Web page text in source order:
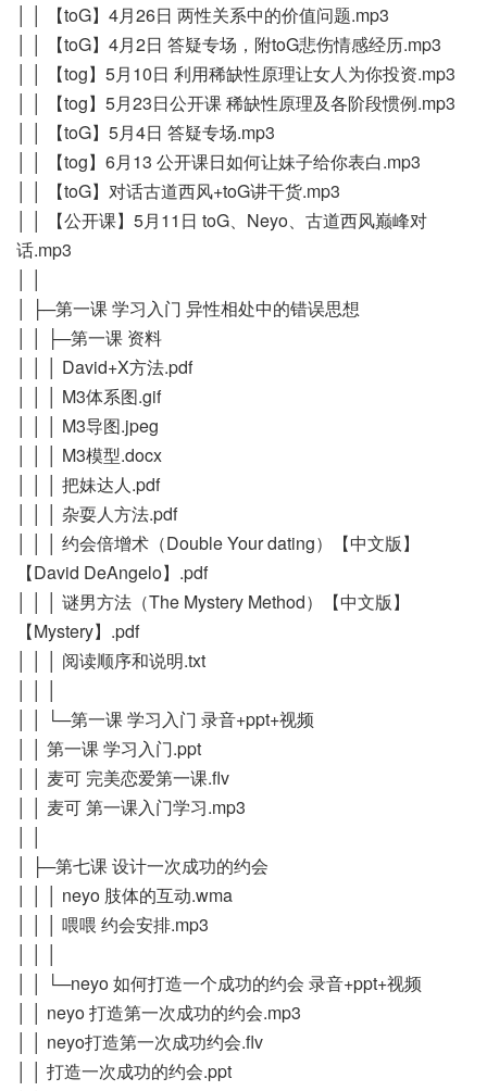
│ │ 【toG】4月26日 两性关系中的价值问题.mp3
│ │ 【toG】4月2日 答疑专场，附toG悲伤情感经历.mp3
│ │ 【tog】5月10日 利用稀缺性原理让女人为你投资.mp3
│ │ 【tog】5月23日公开课 稀缺性原理及各阶段惯例.mp3
│ │ 【toG】5月4日 答疑专场.mp3
│ │ 【tog】6月13 公开课日如何让妹子给你表白.mp3
│ │ 【toG】对话古道西风+toG讲干货.mp3
│ │ 【公开课】5月11日 toG、Neyo、古道西风巅峰对
话.mp3
│ ├─第一课 学习入门 异性相处中的错误思想
│ │ ├─第一课 资料
│ │ │ David+X方法.pdf
│ │ │ M3体系图.gif
│ │ │ M3导图.jpeg
│ │ │ M3模型.docx
│ │ │ 把妹达人.pdf
│ │ │ 杂耍人方法.pdf
│ │ │ 约会倍增术（Double Your dating）【中文版】
【David DeAngelo】.pdf
│ │ │ 谜男方法（The Mystery Method）【中文版】
【Mystery】.pdf
│ │ │ 阅读顺序和说明.txt
│ │ └─第一课 学习入门 录音+ppt+视频
│ │ 第一课 学习入门.ppt
│ │ 麦可 完美恋爱第一课.flv
│ │ 麦可 第一课入门学习.mp3
│ ├─第七课 设计一次成功的约会
│ │ │ neyo 肢体的互动.wma
│ │ │ 喂喂 约会安排.mp3
│ │ └─neyo 如何打造一个成功的约会 录音+ppt+视频
│ │ neyo 打造第一次成功的约会.mp3
│ │ neyo打造第一次成功约会.flv
│ │ 打造一次成功的约会.ppt